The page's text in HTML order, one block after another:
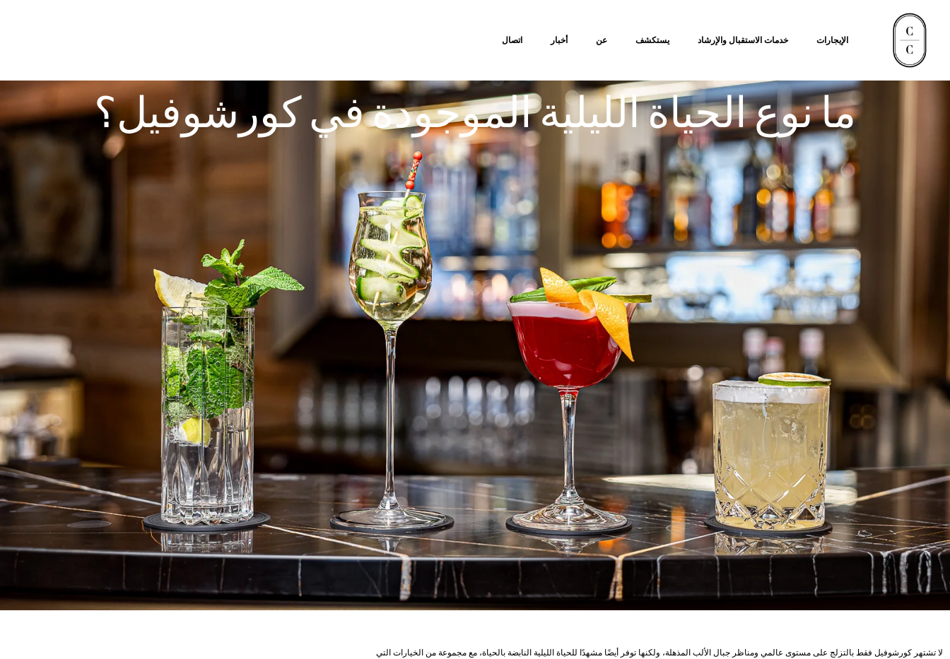
الإيجارات خدمات الاستقبال والإرشاد يستكشف عن أخبار اتصال
ما نوع الحياة الليلية الموجودة في كورشوفيل؟
لا تشتهر كورشوفيل فقط بالتزلج على مستوى عالمي ومناظر جبال الألب المذهلة، ولكنها توفر أيضًا مشهدًا للحياة الليلية النابضة بالحياة، مع مجموعة من الخيارات التي